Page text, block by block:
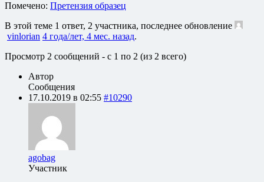
Помечено: Претензия образец
В этой теме 1 ответ, 2 участника, последнее обновление
vinlorian 4 года/лет, 4 мес. назад.
Просмотр 2 сообщений - с 1 по 2 (из 2 всего)
Автор
Сообщения
17.10.2019 в 02:55 #10290
agobag
Участник